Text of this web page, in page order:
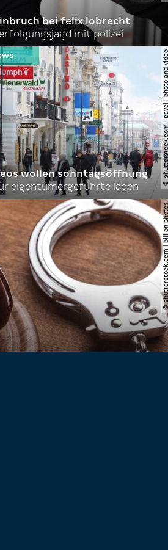
bei felix lobrecht
mit polizei
©
wollen sonntagsöffnung
eigentümergeführte läden
©